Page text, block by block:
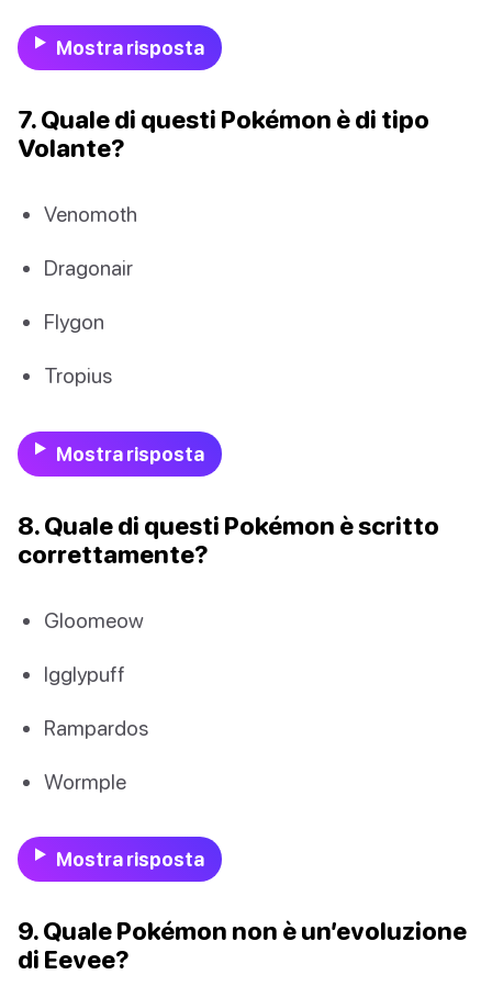
Mostra risposta
7. Quale di questi Pokémon è di tipo
Volante?
Venomoth
Dragonair
Flygon
Tropius
Mostra risposta
8. Quale di questi Pokémon è scritto
correttamente?
Gloomeow
Igglypuff
Rampardos
Wormple
Mostra risposta
9. Quale Pokémon non è un’evoluzione
di Eevee?